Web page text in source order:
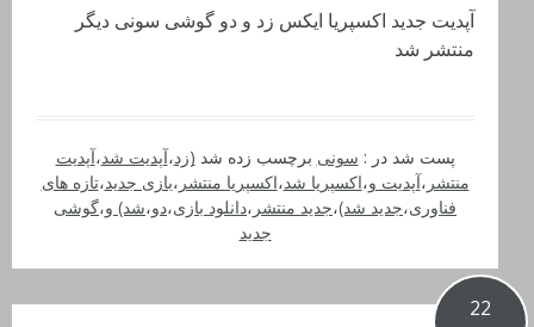
آپدیت جدید اکسپریا ایکس زد و دو گوشی سونی دیگر
منتشر شد
پست شد در : سونی برچسب زده شد (زد،آپدیت شد،آپدیت
منتشر ،آپدیت و،اکسپریا شد،اکسپریا منتشر ،بازی جدید،تازه های
فناوری،جدید شد)،جدید منتشر ،دانلود بازی،دو،شد) و،گوشی
جدید
22